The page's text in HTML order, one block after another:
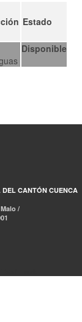
Estado
Disponible
CANTÓN CUENCA
/